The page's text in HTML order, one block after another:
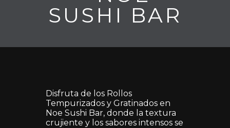
SUSHI BAR
Disfruta de los Rollos
Tempurizados y Gratinados en
Noe Sushi Bar, donde la textura
crujiente y los sabores intensos se